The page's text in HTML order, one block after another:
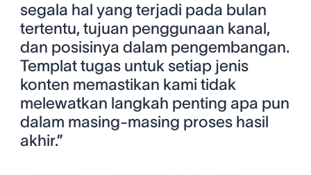
segala hal yang terjadi pada bulan
tertentu, tujuan penggunaan kanal,
dan posisinya dalam pengembangan.
Templat tugas untuk setiap jenis
konten memastikan kami tidak
melewatkan langkah penting apa pun
dalam masing-masing proses hasil
akhir.”